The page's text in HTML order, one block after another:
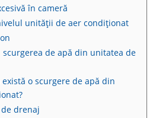
în cameră
unității de aer condiționat
de apă din unitatea de
o scurgere de apă din
drenaj